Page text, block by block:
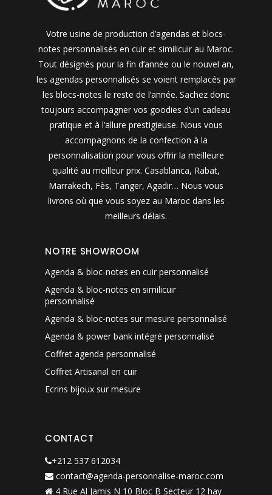
Votre usine de production d’agendas et blocs-
notes personnalisés en cuir et similicuir au Maroc.
Tout désignés pour la fin d’année ou le nouvel an,
les agendas personnalisés se voient remplacés par
les blocs-notes le reste de l’année. Sachez donc
toujours accompagner vos goodies d’un cadeau
pratique et à l’allure prestigieuse. Nous vous
accompagnons de la confection à la
personnalisation pour vous offrir la meilleure
qualité au meilleur prix. Casablanca, Rabat,
Marrakech, Fès, Tanger, Agadir… Nous vous
livrons où que vous soyez au Maroc dans les
meilleurs délais.
NOTRE SHOWROOM
Agenda & bloc-notes en cuir personnalisé
Agenda & bloc-notes en similicuir
personnalisé
Agenda & bloc-notes sur mesure personnalisé
Agenda & power bank intégré personnalisé
Coffret agenda personnalisé
Coffret Artisanal en cuir
Ecrins bijoux sur mesure
CONTACT
+212 537 612034
contact@agenda-personnalise-maroc.com
4 Rue Al Jamis N 10 Bloc B Secteur 12 hay